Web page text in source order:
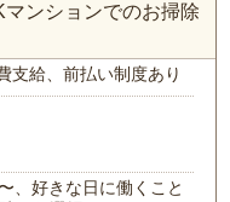
ンションでのお掃除
支給、前払い制度あり
、好きな日に働くこと